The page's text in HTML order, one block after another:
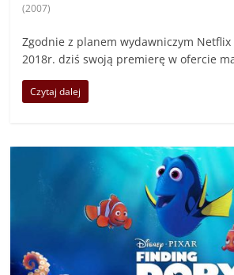
(2007)
Zgodnie z planem wydawniczym Netflix
2018r. dziś swoją premierę w ofercie
Czytaj dalej